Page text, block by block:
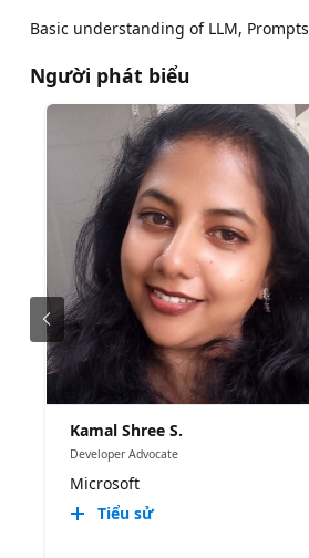
Basic understanding of LLM, Prompts
Người phát biểu
Kamal Shree S.
Developer Advocate
Microsoft
Tiểu sử